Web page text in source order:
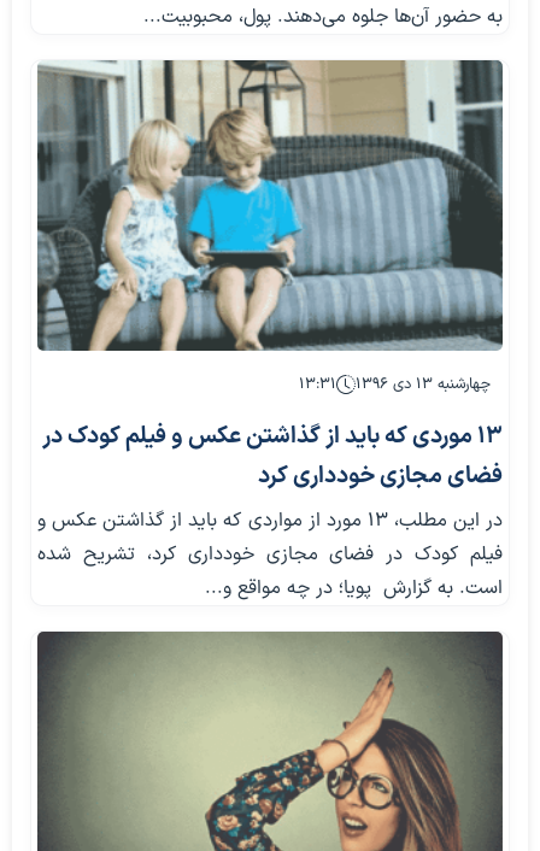
به حضور آن‌ها جلوه‌ مي‌دهند. پول، محبوبيت...
چهارشنبه ۱۳ دی ۱۳۹۶ ۱۳:۳۱
۱۳ موردی که باید از گذاشتن عکس و فیلم کودک در
فضای مجازی خودداری کرد
در این مطلب، ۱۳ مورد از مواردی که باید از گذاشتن عکس و
فیلم کودک در فضای مجازی خودداری کرد، تشریح شده
است. به گزارش پویا؛ در چه مواقع و...